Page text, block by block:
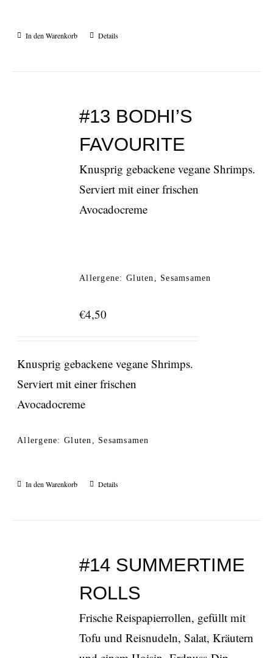
In den Warenkorb Details
#13 BODHI’S
FAVOURITE
Knusprig gebackene vegane Shrimps.
Serviert mit einer frischen
Avocadocreme
Allergene: Gluten, Sesamsamen
€4,50
Knusprig gebackene vegane Shrimps.
Serviert mit einer frischen
Avocadocreme
Allergene: Gluten, Sesamsamen
In den Warenkorb Details
#14 SUMMERTIME
ROLLS
Frische Reispapierrollen, gefüllt mit
Tofu und Reisnudeln, Salat, Kräutern